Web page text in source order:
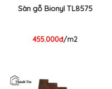
Sàn gỗ Bionyl TL8575
455.000đ/m2